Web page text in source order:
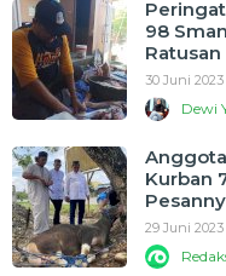
98
30 Juni 2023
Dewi
Kurban
29 Juni 2023